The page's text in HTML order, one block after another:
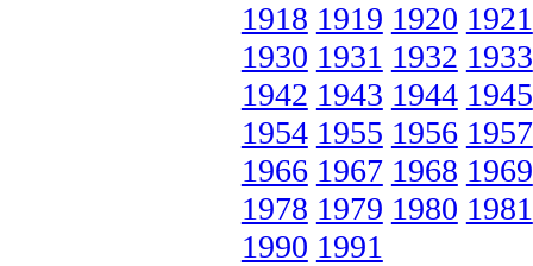
1918 1919 1920 1921
1930 1931 1932 1933
1942 1943 1944 1945
1954 1955 1956 1957
1966 1967 1968 1969
1978 1979 1980 1981
1990 1991